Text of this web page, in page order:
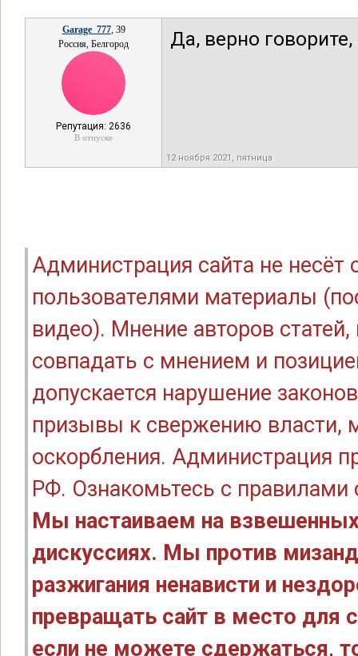
Garage_777, 39
Россия, Белгород
Репутация: 2636
В отпуске
Да, верно
12 ноября 2021, пятница
Администрация сайта не
пользователями материалы
видео). Мнение авторов
совпадать с мнением и
допускается нарушение
призывы к свержению власти,
оскорбления. Администрация
РФ. Ознакомьтесь с правилами
Мы настаиваем на
дискуссиях. Мы против
разжигания ненависти и
превращать сайт в место для
если не можете сдержаться,